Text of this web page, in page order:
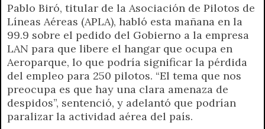
a
t
s
A
p
p
l
e
g
r
a
m
t
t
e
r
c
e
b
o
o
k
s
s
e
n
g
e
r
p
y
L
i
n
k
a
i
l
i
n
t
F
r
e
n
d
Pablo Biró, titular de la Asociación de Pilotos de
Líneas Aéreas (APLA), habló esta mañana en la
99.9 sobre el pedido del Gobierno a la empresa
LAN para que libere el hangar que ocupa en
Aeroparque, lo que podría significar la pérdida
del empleo para 250 pilotos. “El tema que nos
preocupa es que hay una clara amenaza de
despidos”, sentenció, y adelantó que podrían
paralizar la actividad aérea del país.